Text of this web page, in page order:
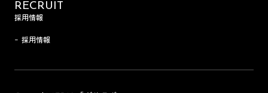
RECRUIT
採用情報
採用情報